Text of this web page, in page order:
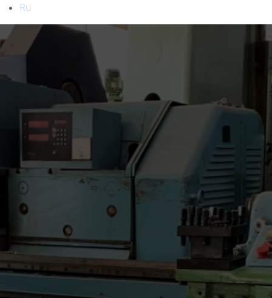
Ru
ANA SAYFA
ÜRÜNLER
Diğer
Süpürgelik Kalıpları
Teknik Profil Kalıpları
Boru Profili Kalıpları
Lambri ve Aksesuar Profil kalıpları
Alçıpan Köşe Profili Kalıpları
Perde Profili Kalıpları
Kablo Kanalı Kalıpları
Kapı Ve Pencere Yardımcı Profil Kalıpları